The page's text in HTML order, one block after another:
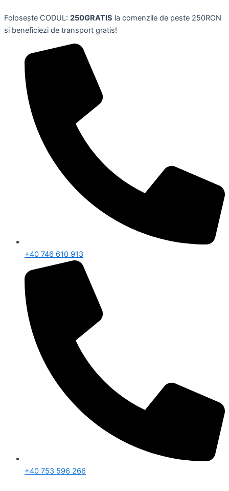
to
content
Folosește CODUL: 250GRATIS la comenzile de peste 250RON
si beneficiezi de transport gratis!
+40 746 610 913
+40 753 596 266
gri
sprijin
spuma
memorie,
AMAZON
BASICS